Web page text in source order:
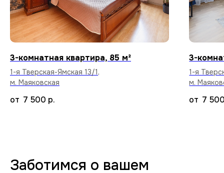
3-комнатная квартира, 85 м²
1-я Тверская-Ямская 13/1,
м. Маяковская
7 500 р.
3-
1-я
м.
7
70+ вариантов квартир
Тщательный клининг и дезинфекция
поверхностей, чтобы вы заселились
Уборка после каждого
арендатора